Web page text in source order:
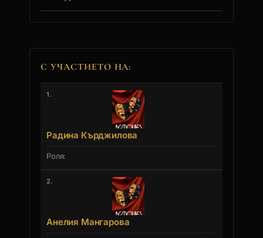
С УЧАСТИЕТО НА:
1.
Радина Кърджилова
2.
Анелия Мангарова